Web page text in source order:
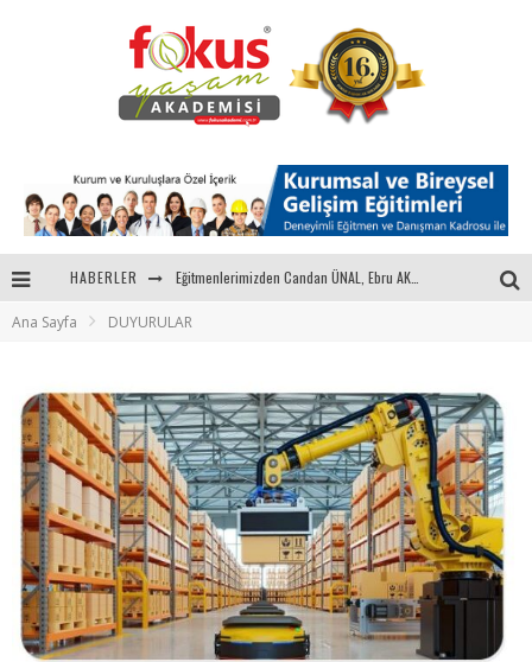
HABERLER Eğitmenlerimizden Candan ÜNAL, Ebru AKEL'le Kadın İsterse 68.Bölüm Konuğuydu
Fokus Yaşam Akademisi 15. Yılında Gençleri Nasa, Harvard, Yale ile Buluşturacak!
Ana Sayfa DUYURULAR